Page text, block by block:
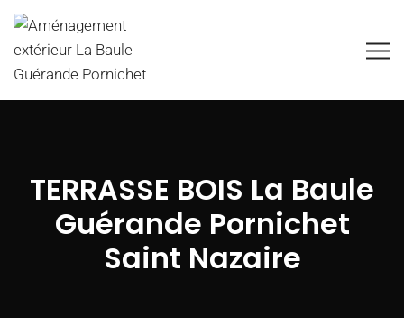
TERRASSE BOIS La Baule
Guérande Pornichet
Saint Nazaire